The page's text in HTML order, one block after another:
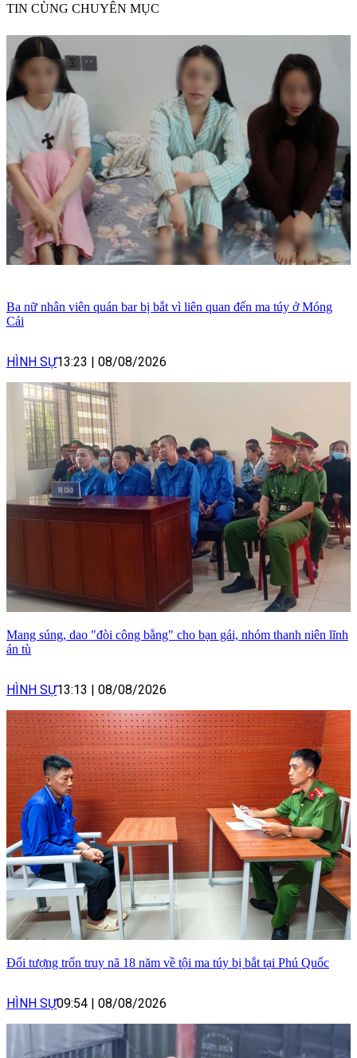
TIN CÙNG CHUYÊN MỤC
Ba nữ nhân viên quán bar bị bắt vì liên quan đến ma túy ở Móng
Cái
HÌNH SỰ13:23 08/08/2026
Mang súng, dao "đòi công bằng" cho bạn gái, nhóm thanh niên lĩnh
án tù
HÌNH SỰ13:13 08/08/2026
Đối tượng trốn truy nã 18 năm về tội ma túy bị bắt tại Phú Quốc
HÌNH SỰ09:54 08/08/2026